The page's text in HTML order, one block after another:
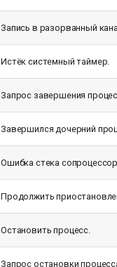
Запись в разорванный
Истёк системный таймер.
Запрос завершения
Завершился дочерний
Ошибка стека
Продолжить
Остановить процесс.
Запрос остановки